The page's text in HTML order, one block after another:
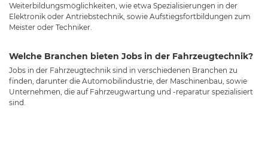
Weiterbildungsmöglichkeiten, wie etwa Spezialisierungen in der
Elektronik oder Antriebstechnik, sowie Aufstiegsfortbildungen zum
Meister oder Techniker.
Welche Branchen bieten Jobs in der Fahrzeugtechnik?
Jobs in der Fahrzeugtechnik sind in verschiedenen Branchen zu
finden, darunter die Automobilindustrie, der Maschinenbau, sowie
Unternehmen, die auf Fahrzeugwartung und -reparatur spezialisiert
sind.